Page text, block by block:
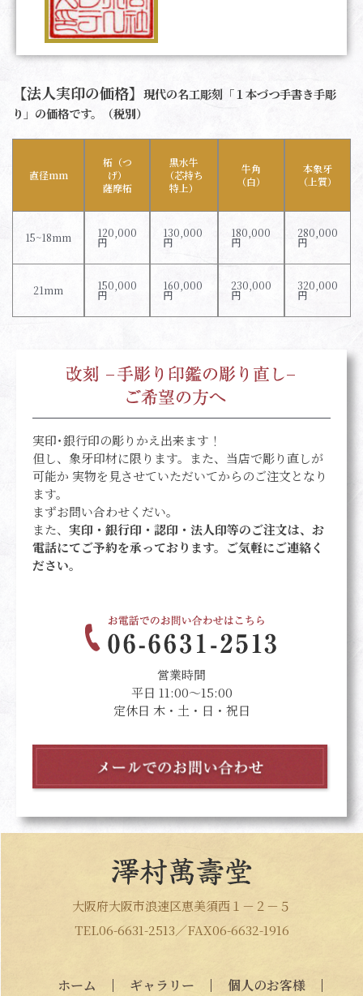
【法人実印の価格】 現代の名工彫刻「１本づつ手書き手彫
り」の価格です。（税別）
直径mm
柘（つ
げ）
薩摩柘
黒水牛
（芯持ち
特上）
牛角
（白）
本象牙
（上質）
15~18mm 120,000
円
130,000
円
180,000
円
280,000
円
21mm 150,000
円
160,000
円
230,000
円
320,000
円
実印･銀行印の彫りかえ出来ます！
但し、象牙印材に限ります。また、当店で彫り直しが
可能か 実物を見させていただいてからのご注文となり
ます。
まずお問い合わせくだい。
また、 実印・銀行印・認印・法人印等のご注文は、お
電話にてご予約を承っております。ご気軽にご連絡く
ださい。
営業時間
平日 11:00～15:00
定休日 木・土・日・祝日
大阪府大阪市浪速区恵美須西１－２－５
TEL06-6631-2513／FAX06-6632-1916
ホーム ギャラリー 個人のお客様